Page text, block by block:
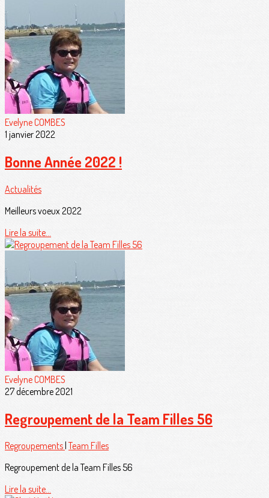
Evelyne COMBES
1 janvier 2022
Bonne Année 2022 !
Actualités
Meilleurs voeux 2022
Lire la suite...
Evelyne COMBES
27 décembre 2021
Regroupement de la Team Filles 56
Regroupements |Team Filles
Regroupement de la Team Filles 56
Lire la suite...